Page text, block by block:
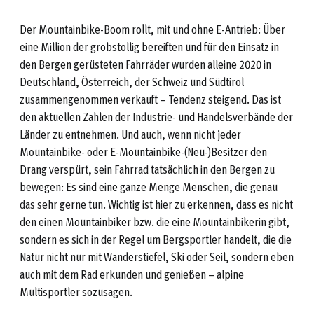
Der Mountainbike-Boom rollt, mit und ohne E-Antrieb: Über
eine Million der grobstollig bereiften und für den Einsatz in
den Bergen gerüsteten Fahrräder wurden alleine 2020 in
Deutschland, Österreich, der Schweiz und Südtirol
zusammengenommen verkauft – Tendenz steigend. Das ist
den aktuellen Zahlen der Industrie- und Handelsverbände der
Länder zu entnehmen. Und auch, wenn nicht jeder
Mountainbike- oder E-Mountainbike-(Neu-)Besitzer den
Drang verspürt, sein Fahrrad tatsächlich in den Bergen zu
bewegen: Es sind eine ganze Menge Menschen, die genau
das sehr gerne tun. Wichtig ist hier zu erkennen, dass es nicht
den einen Mountainbiker bzw. die eine Mountainbikerin gibt,
sondern es sich in der Regel um Bergsportler handelt, die die
Natur nicht nur mit Wanderstiefel, Ski oder Seil, sondern eben
auch mit dem Rad erkunden und genießen – alpine
Multisportler sozusagen.